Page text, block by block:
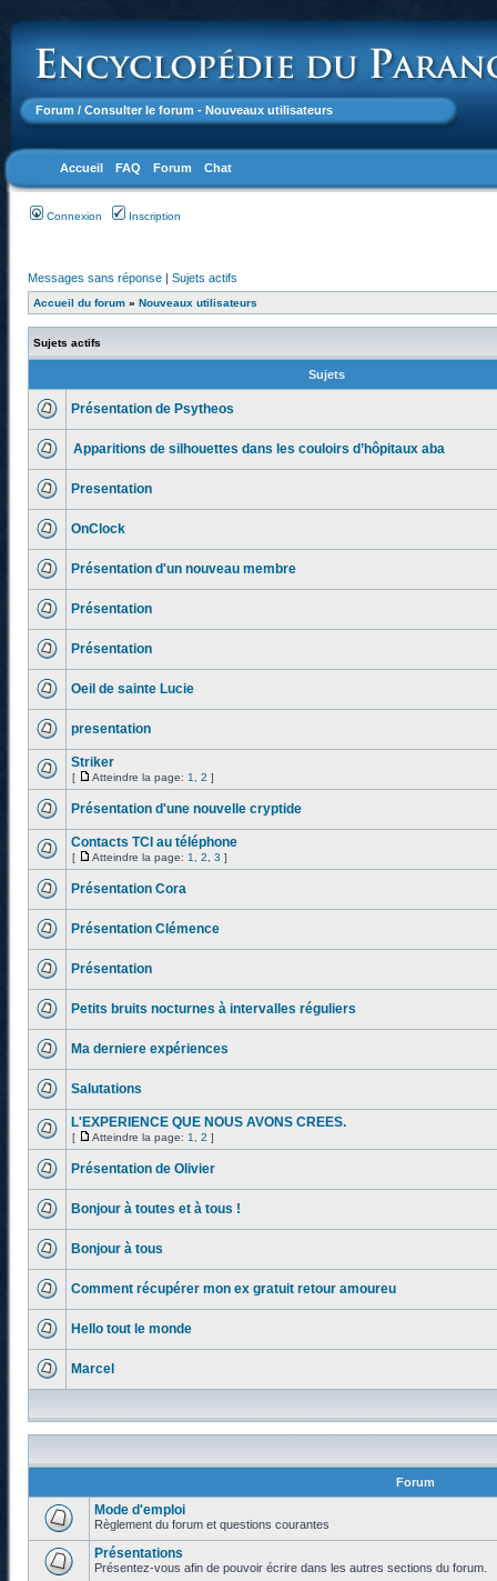
Forum / Consulter le forum - Nouveaux utilisateurs
Accueil FAQ Forum Chat
Connexion Inscription
Messages sans réponse | Sujets actifs
Accueil du forum » Nouveaux utilisateurs
Sujets actifs
Sujets
Présentation de Psytheos
Apparitions de silhouettes dans les couloirs d’hôpitaux aba
Presentation
OnClock
Présentation d'un nouveau membre
Présentation
Présentation
Oeil de sainte Lucie
presentation
Striker
[ Atteindre la page: 1 2 ]
Présentation d'une nouvelle cryptide
Contacts TCI au téléphone
[ Atteindre la page: 1 2 3 ]
Présentation Cora
Présentation Clémence
Présentation
Petits bruits nocturnes à intervalles réguliers
Ma derniere expériences
Salutations
L'EXPERIENCE QUE NOUS AVONS CREES.
[ Atteindre la page: 1 2 ]
Présentation de Olivier
Bonjour à toutes et à tous !
Bonjour à tous
Comment récupérer mon ex gratuit retour amoureu
Hello tout le monde
Marcel
Forum
Mode d'emploi
Règlement du forum et questions courantes
Présentations
Présentez-vous afin de pouvoir écrire dans les autres sections du forum.